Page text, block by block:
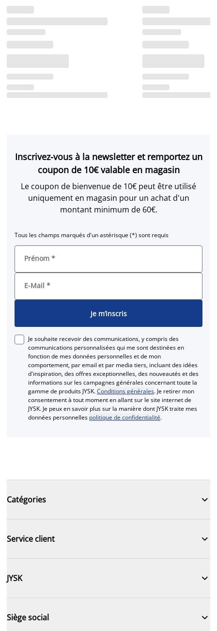
Inscrivez-vous à la newsletter et remportez un
coupon de 10€ valable en magasin
Le coupon de bienvenue de 10€ peut être utilisé
uniquement en magasin pour un achat d'un
montant minimum de 60€.
Tous les champs marqués d'un astérisque (*) sont requis
Prénom *
E-Mail *
Je m’inscris
Je souhaite recevoir des communications, y compris des
communications personnalisées qui me sont destinées en
fonction de mes données personnelles et de mon
comportement, par email et par media tiers, incluant des idées
d'inspiration, des offres exceptionnelles, des nouveautés et des
informations sur les campagnes générales concernant toute la
gamme de produits JYSK.Conditions générales. Je retirer mon
consentement à tout moment en allant sur le site internet de
JYSK. Je peux en savoir plus sur la manière dont JYSK traite mes
données personnelles politique de confidentialité.
Catégories 
Service client 
JYSK 
Siège social 